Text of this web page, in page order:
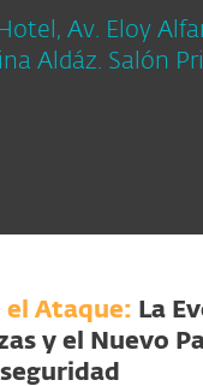
Av. Eloy
Aldáz. Salón
el Ataque: La
y el Nuevo